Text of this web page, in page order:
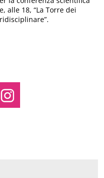
alle 18, “La Torre dei